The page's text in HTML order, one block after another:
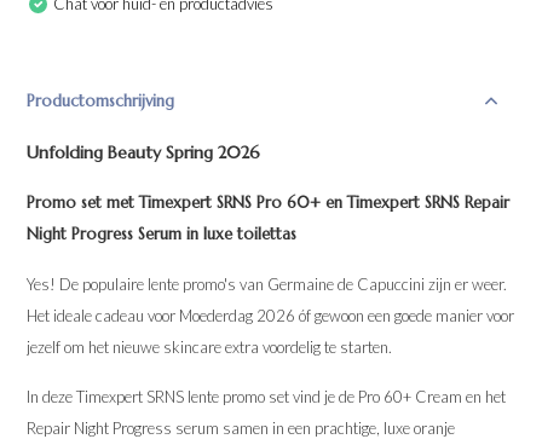
Productomschrijving
Unfolding Beauty Spring 2026
Promo set met Timexpert SRNS Pro 60+ en Timexpert SRNS Repair
Night Progress Serum in luxe toilettas
Yes! De populaire lente promo's van Germaine de Capuccini zijn er weer.
Het ideale cadeau voor Moederdag 2026 óf gewoon een goede manier voor
jezelf om het nieuwe skincare extra voordelig te starten.
In deze Timexpert SRNS lente promo set vind je de Pro 60+ Cream en het
Repair Night Progress serum samen in een prachtige, luxe oranje